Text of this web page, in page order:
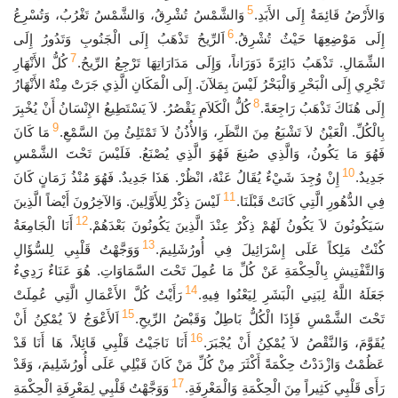
وَالأَرْضُ قَائِمَةٌ إِلَى الأَبَدِ.5 وَالشَّمْسُ تُشْرِقُ، وَالشَّمْسُ تَغْرُبُ، وَتُسْرِعُ
إِلَى مَوْضِعِهَا حَيْثُ تُشْرِقُ.6 اَلرِّيحُ تَذْهَبُ إِلَى الْجَنُوبِ وَتَدُورُ إِلَى
الشِّمَالِ. تَذْهَبُ دَائِرَةً دَوَرَاناً، وَإِلَى مَدَارَاتِهَا تَرْجِعُ الرِّيحُ.7 كُلُّ الأَنْهَارِ
تَجْرِي إِلَى الْبَحْرِ وَالْبَحْرُ لَيْسَ بِمَلآنَ. إِلَى الْمَكَانِ الَّذِي جَرَتْ مِنْهُ الأَنْهَارُ
إِلَى هُنَاكَ تَذْهَبُ رَاجِعَةً.8 كُلُّ الْكَلاَمِ يَقْصُرُ. لاَ يَسْتَطِيعُ الإِنْسَانُ أَنْ يُخْبِرَ
بِالْكُلِّ. الْعَيْنُ لاَ تَشْبَعُ مِنَ النَّظَرِ، وَالأُذُنُ لاَ تَمْتَلِئُ مِنَ السَّمْعِ.9 مَا كَانَ
فَهُوَ مَا يَكُونُ، وَالَّذِي صُنِعَ فَهُوَ الَّذِي يُصْنَعُ. فَلَيْسَ تَحْتَ الشَّمْسِ
جَدِيدٌ.10 إِنْ وُجِدَ شَيْءٌ يُقَالُ عَنْهُ، انْظُرْ. هَذَا جَدِيدٌ. فَهُوَ مُنْذُ زَمَانٍ كَانَ
فِي الدُّهُورِ الَّتِي كَانَتْ قَبْلَنَا.11 لَيْسَ ذِكْرٌ لِلأَوَّلِينَ. وَالآخِرُونَ أَيْضاً الَّذِينَ
سَيَكُونُونَ لاَ يَكُونُ لَهُمْ ذِكْرٌ عِنْدَ الَّذِينَ يَكُونُونَ بَعْدَهُمْ.12 أَنَا الْجَامِعَةُ
كُنْتُ مَلِكاً عَلَى إِسْرَائِيلَ فِي أُورُشَلِيمَ.13 وَوَجَّهْتُ قَلْبِي لِلسُّؤَالِ
وَالتَّفْتِيشِ بِالْحِكْمَةِ عَنْ كُلِّ مَا عُمِلَ تَحْتَ السَّمَاوَاتِ. هُوَ عَنَاءٌ رَدِيءٌ
جَعَلَهُ اللَّهُ لِبَنِي الْبَشَرِ لِيَعْنُوا فِيهِ.14 رَأَيْتُ كُلَّ الأَعْمَالِ الَّتِي عُمِلَتْ
تَحْتَ الشَّمْسِ فَإِذَا الْكُلُّ بَاطِلٌ وَقَبْضُ الرِّيحِ.15 اَلأَعْوَجُ لاَ يُمْكِنُ أَنْ
يُقَوَّمَ، وَالنَّقْصُ لاَ يُمْكِنُ أَنْ يُجْبَرَ.16 أَنَا نَاجَيْتُ قَلْبِي قَائِلاً، هَا أَنَا قَدْ
عَظُمْتُ وَازْدَدْتُ حِكْمَةً أَكْثَرَ مِنْ كُلِّ مَنْ كَانَ قَبْلِي عَلَى أُورُشَلِيمَ، وَقَدْ
رَأَى قَلْبِي كَثِيراً مِنَ الْحِكْمَةِ وَالْمَعْرِفَةِ.17 وَوَجَّهْتُ قَلْبِي لِمَعْرِفَةِ الْحِكْمَةِ